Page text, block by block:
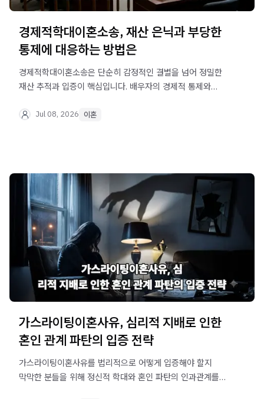
경제적학대이혼소송, 재산 은닉과 부당한
통제에 대응하는 방법은
경제적학대이혼소송은 단순히 감정적인 결별을 넘어 정밀한
재산 추적과 입증이 핵심입니다. 배우자의 경제적 통제와
제시합니다.
Jul 08, 2026 이혼
가스라이팅이혼사유, 심리적 지배로 인한
혼인 관계 파탄의 입증 전략
가스라이팅이혼사유를 법리적으로 어떻게 입증해야 할지
막막한 분들을 위해 정신적 학대와 혼인 파탄의 인과관계를